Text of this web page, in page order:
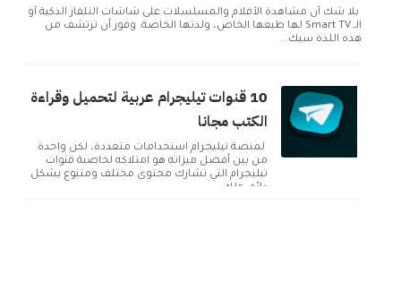
بلا شك أن مشاهدة الأفلام والمسلسلات على شاشات التلفاز الذكية أو
الـ Smart TV لها طبعها الخاص، ولذتها الخاصة. وفور أن ترتشف من
هذه اللذة سيك...
10 قنوات تيليجرام عربية لتحميل وقراءة
الكتب مجانا
لمنصة تيليجرام استخدامات متعددة، لكن واحدة
من بين أفضل ميزاته هو امتلاكه لخاصية قنوات
تيليجرام التي تشارك محتوى مختلف ومتنوع بشكل
دائم. ولك...